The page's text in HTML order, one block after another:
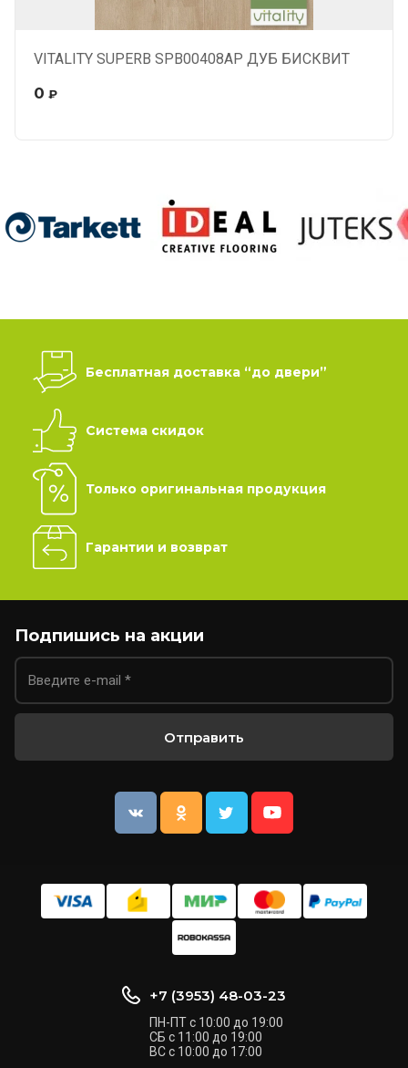
VITALITY SUPERB SPB00408AP ДУБ БИСКВИТ
0 ₽
Бесплатная доставка “до двери”
Система скидок
Только оригинальная продукция
Гарантии и возврат
Подпишись на акции
Отправить
+7 (3953) 48-03-23
ПН-ПТ с 10:00 до 19:00
СБ с 11:00 до 19:00
ВС с 10:00 до 17:00